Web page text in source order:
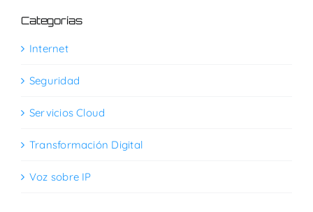
Categorías
Internet
Seguridad
Servicios Cloud
Transformación Digital
Voz sobre IP